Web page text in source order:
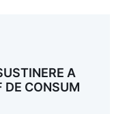
A
DE CONSUM